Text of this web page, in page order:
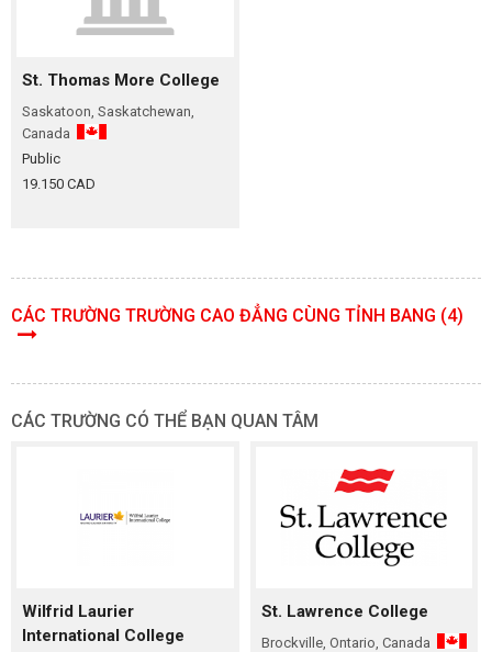
St. Thomas More College
Saskatoon, Saskatchewan,
Canada
Public
19.150 CAD
CÁC TRƯỜNG TRƯỜNG CAO ĐẲNG CÙNG TỈNH BANG (4)
CÁC TRƯỜNG CÓ THỂ BẠN QUAN TÂM
Wilfrid Laurier
International College
St. Lawrence College
Brockville, Ontario, Canada